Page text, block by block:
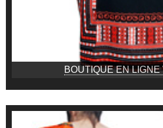
BOUTIQUE EN LIGNE